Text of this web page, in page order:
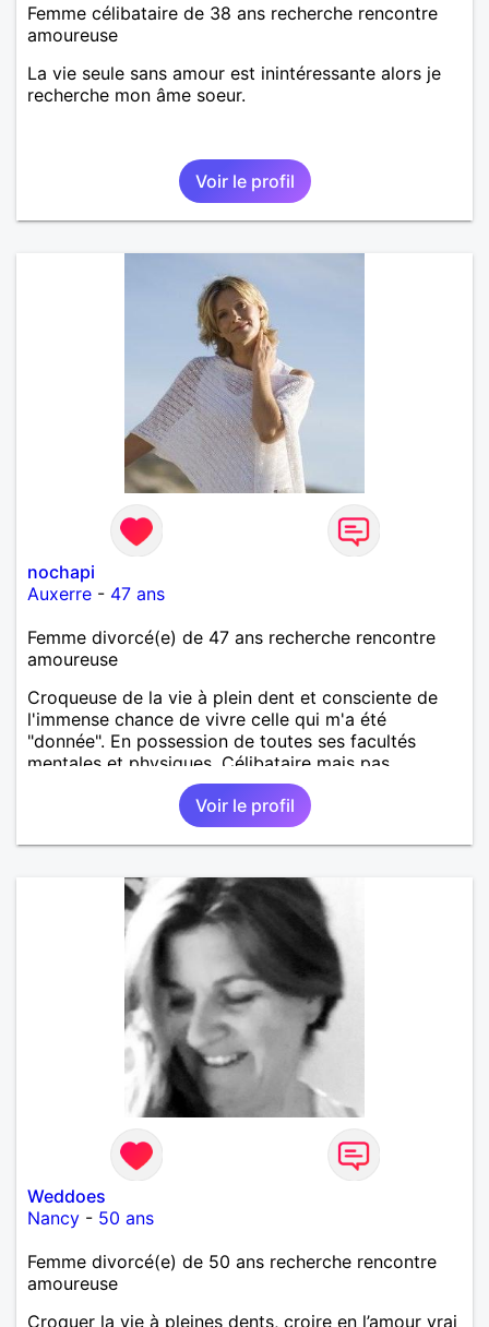
Femme célibataire de 38 ans recherche rencontre
amoureuse
La vie seule sans amour est inintéressante alors je
recherche mon âme soeur.
Voir le profil
nochapi
Auxerre - 47 ans
Femme divorcé(e) de 47 ans recherche rencontre
amoureuse
Croqueuse de la vie à plein dent et consciente de
l'immense chance de vivre celle qui m'a été
"donnée". En possession de toutes ses facultés
mentales et physiques. Célibataire mais pas
solitaire, je mène une vie bien remplie. Je ne suis
pas sur ce site par dépit, ni en tant que
représentatrice de la Femme Divorcée Mal dans sa
peau. A bientôt.
Voir le profil
Weddoes
Nancy - 50 ans
Femme divorcé(e) de 50 ans recherche rencontre
amoureuse
Croquer la vie à pleines dents, croire en l’amour vrai